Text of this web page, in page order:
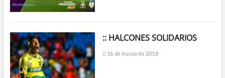
:: HALCONES SOLIDARIOS
16 de marzo de 2018